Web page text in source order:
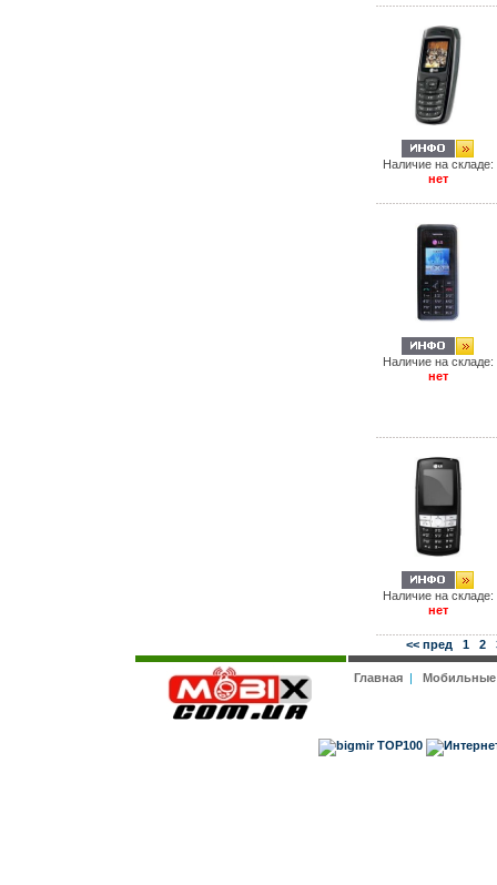
Наличие на складе:
нет
Наличие на складе:
нет
Наличие на складе:
нет
<< пред 1 2
Главная|